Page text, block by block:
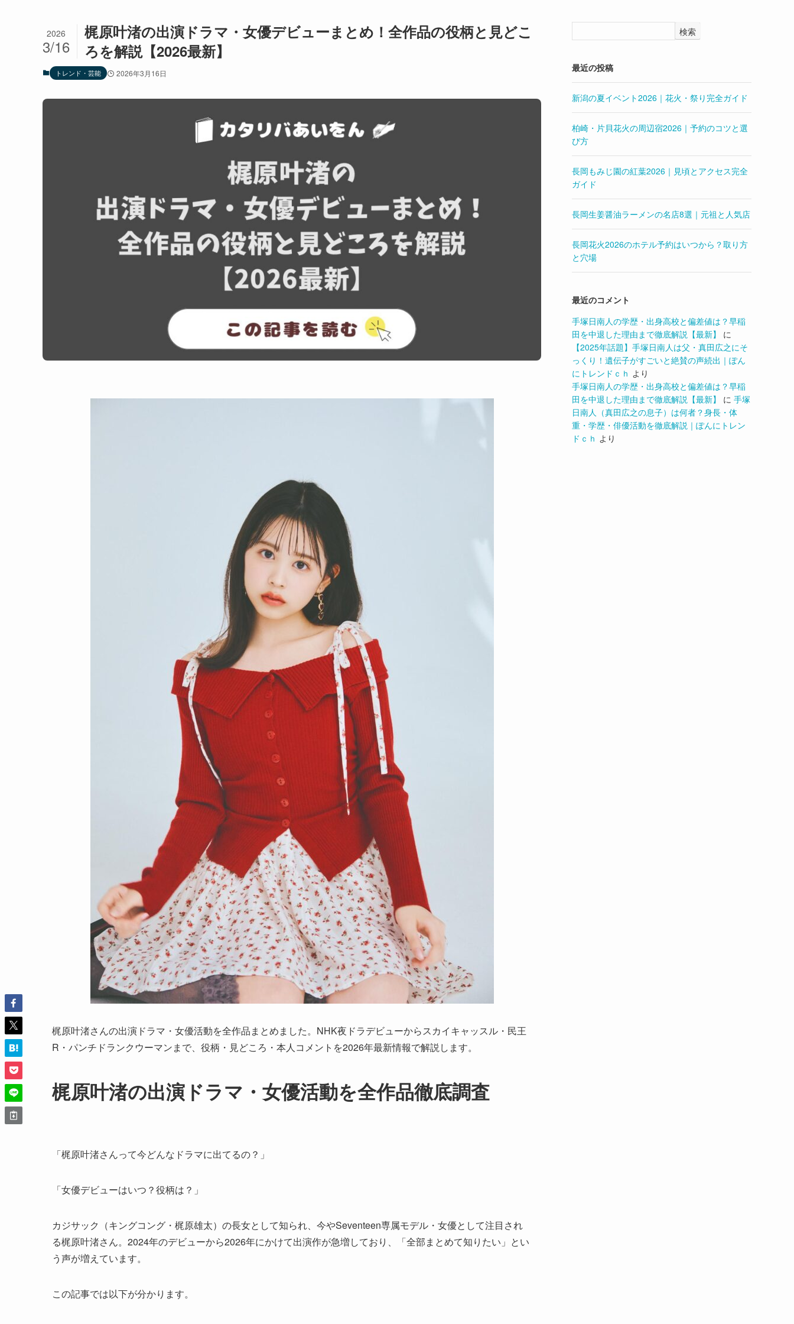
梶原叶渚の出演ドラマ・女優デビューまとめ！全作品の役柄と見どこ
ろを解説【2026最新】
2026
3/16
トレンド・芸能 2026年3月16日
梶原叶渚さんの出演ドラマ・女優活動を全作品まとめました。NHK夜ドラデビューからスカイキャッスル・民王
R・パンチドランクウーマンまで、役柄・見どころ・本人コメントを2026年最新情報で解説します。
梶原叶渚の出演ドラマ・女優活動を全作品徹底調査
「梶原叶渚さんって今どんなドラマに出てるの？」
「女優デビューはいつ？役柄は？」
カジサック（キングコング・梶原雄太）の長女として知られ、今やSeventeen専属モデル・女優として注目され
る梶原叶渚さん。2024年のデビューから2026年にかけて出演作が急増しており、「全部まとめて知りたい」とい
う声が増えています。
この記事では以下が分かります。
検索
最近の投稿
新潟の夏イベント2026｜花火・祭り完全ガイド
柏崎・片貝花火の周辺宿2026｜予約のコツと選
び方
長岡もみじ園の紅葉2026｜見頃とアクセス完全
ガイド
長岡生姜醤油ラーメンの名店8選｜元祖と人気店
長岡花火2026のホテル予約はいつから？取り方
と穴場
最近のコメント
手塚日南人の学歴・出身高校と偏差値は？早稲
田を中退した理由まで徹底解説【最新】
に
【2025年話題】手塚日南人は父・真田広之にそ
っくり！遺伝子がすごいと絶賛の声続出｜ぽん
にトレンドｃｈ より
手塚日南人の学歴・出身高校と偏差値は？早稲
田を中退した理由まで徹底解説【最新】
に 手塚
日南人（真田広之の息子）は何者？身長・体
重・学歴・俳優活動を徹底解説｜ぽんにトレン
ドｃｈ より